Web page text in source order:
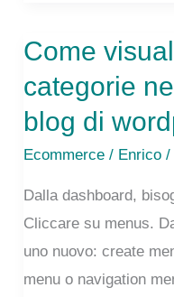
Analytics
tutte
le
mattine
Come
categorie
blog di
Ecommerce / Enrico/
Dalla dashboard,
Cliccare su menus.
uno nuovo: create
menu o navigation